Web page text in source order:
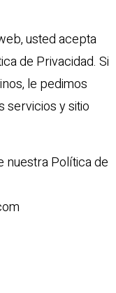
usted acepta
de Privacidad. Si
le pedimos
servicios y sitio
nuestra Política de